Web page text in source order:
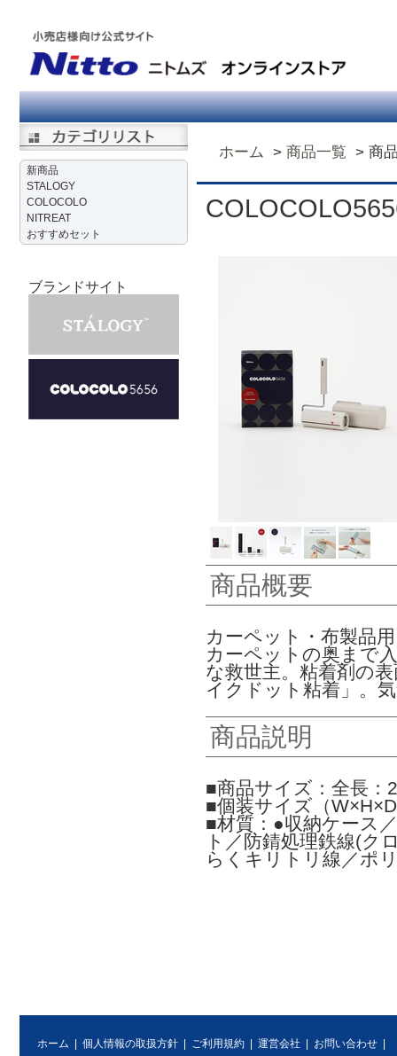
新商品
STALOGY
COLOCOLO
NITREAT
おすすめセット
ブランドサイト
ホーム 商品一覧 商
商品概要
カーペット・布製品
カーペットの奥まで
な救世主。粘着剤の
イクドット粘着」。
商品説明
■商品サイズ：全長
■個装サイズ（
■材質：●収納ケース
ト／防錆処理鉄線(ク
らくキリトリ線／ポ
ホーム 個人情報の取扱方針 ご利用規約 運営会社 お問い合わせ